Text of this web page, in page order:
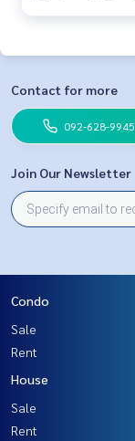
Contact for more
092-628-9945
Join Our Newsletter
Condo
Sale
Rent
House
Sale
Rent